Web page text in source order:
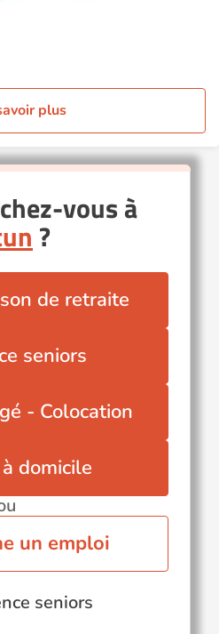
plus
vous à
?
de retraite
seniors
- Colocation
domicile
un emploi
seniors